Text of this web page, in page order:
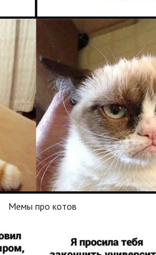
Мемы про котов